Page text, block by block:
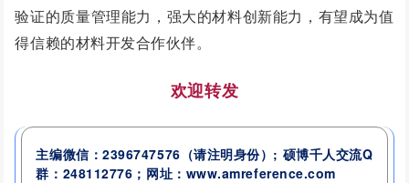
验证的质量管理能力，强大的材料创新能力，有望成为值
得信赖的材料开发合作伙伴。
欢迎转发
主编微信：2396747576 （请注明身份） ; 硕博千人交流Q
群： 248112776 ；网址：www.amreference.com